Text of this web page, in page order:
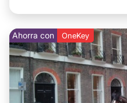
Ahorra con OneKey